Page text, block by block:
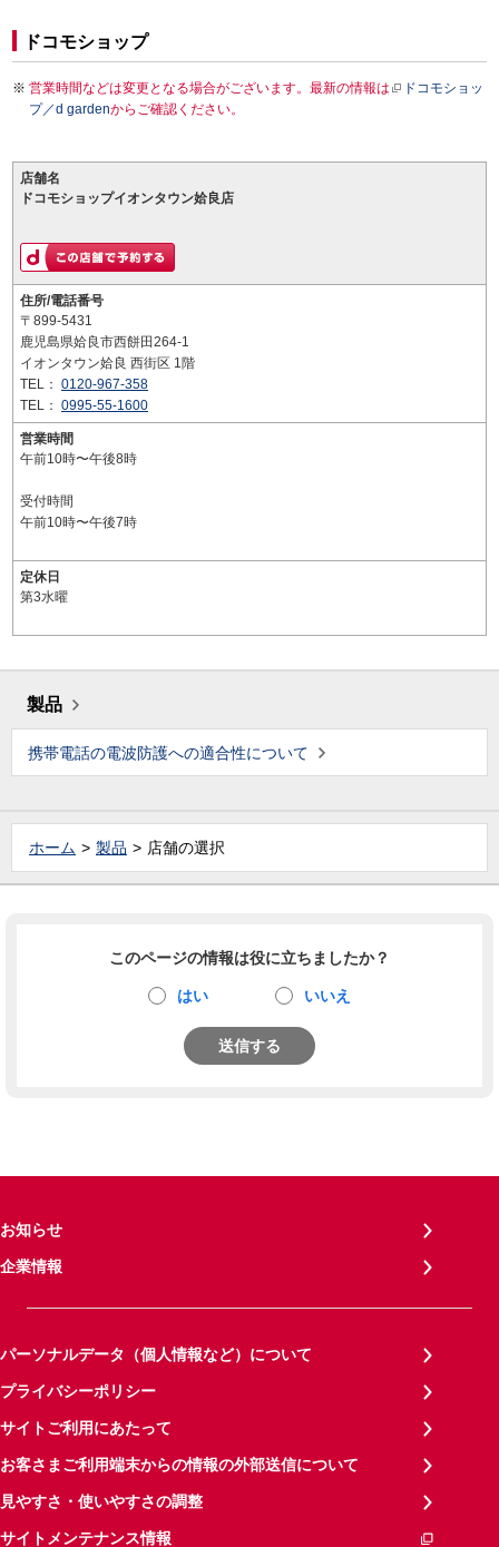
ドコモショップ
営業時間などは変更となる場合がございます。最新の情報は
ドコモショッ
プ／d gardenからご確認ください。
店舗名
ドコモショップイオンタウン姶良店
住所/電話番号
〒899-5431
鹿児島県姶良市西餅田264-1
イオンタウン姶良 西街区 1階
TEL： 0120-967-358
TEL： 0995-55-1600
営業時間
午前10時〜午後8時
受付時間
午前10時〜午後7時
定休日
第3水曜
製品
携帯電話の電波防護への適合性について
ホーム 製品 店舗の選択
このページの情報は役に立ちましたか？
はい いいえ
送信する
お知らせ
企業情報
パーソナルデータ（個人情報など）について
プライバシーポリシー
サイトご利用にあたって
お客さまご利用端末からの情報の外部送信について
見やすさ・使いやすさの調整
サイトメンテナンス情報